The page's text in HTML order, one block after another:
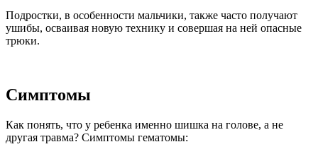
Подростки, в особенности мальчики, также часто получают
ушибы, осваивая новую технику и совершая на ней опасные
трюки.
Симптомы
Как понять, что у ребенка именно шишка на голове, а не
другая травма? Симптомы гематомы: